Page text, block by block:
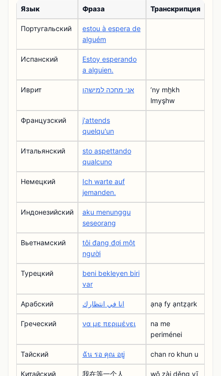
Язык Фраза Транскрипция
Португальский
estou à espera de
alguém
Испанский
Estoy esperando
a alguien.
Иврит אני מחכה למישהו
ʼny mẖkh
lmyşhw
Французский
j'attends
quelqu'un
Итальянский
sto aspettando
qualcuno
Немецкий
Ich warte auf
jemanden.
Индонезийский
aku menunggu
seseorang
Вьетнамский
tôi đang đợi một
người
Турецкий
beni bekleyen biri
var
Арабский انا في انتظارك ạnạ fy ạntẓạrk
Греческий να με περιμένει
na me
periménei
Тайский ฉัน รอ คุณ อยู่ chan ro khun u
Китайский 我在等一个人 wǒ zài děng yī